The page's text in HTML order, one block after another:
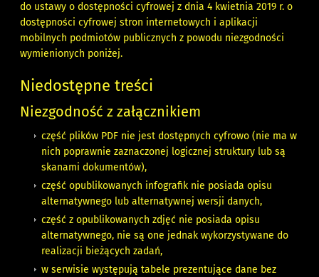
do ustawy o dostępności cyfrowej z dnia 4 kwietnia 2019 r. o
dostępności cyfrowej stron internetowych i aplikacji
mobilnych podmiotów publicznych z powodu niezgodności
wymienionych poniżej.
Niedostępne treści
Niezgodność z załącznikiem
część plików PDF nie jest dostępnych cyfrowo (nie ma w
nich poprawnie zaznaczonej logicznej struktury lub są
skanami dokumentów),
część opublikowanych infografik nie posiada opisu
alternatywnego lub alternatywnej wersji danych,
część z opublikowanych zdjęć nie posiada opisu
alternatywnego, nie są one jednak wykorzystywane do
realizacji bieżących zadań,
w serwisie występują tabele prezentujące dane bez